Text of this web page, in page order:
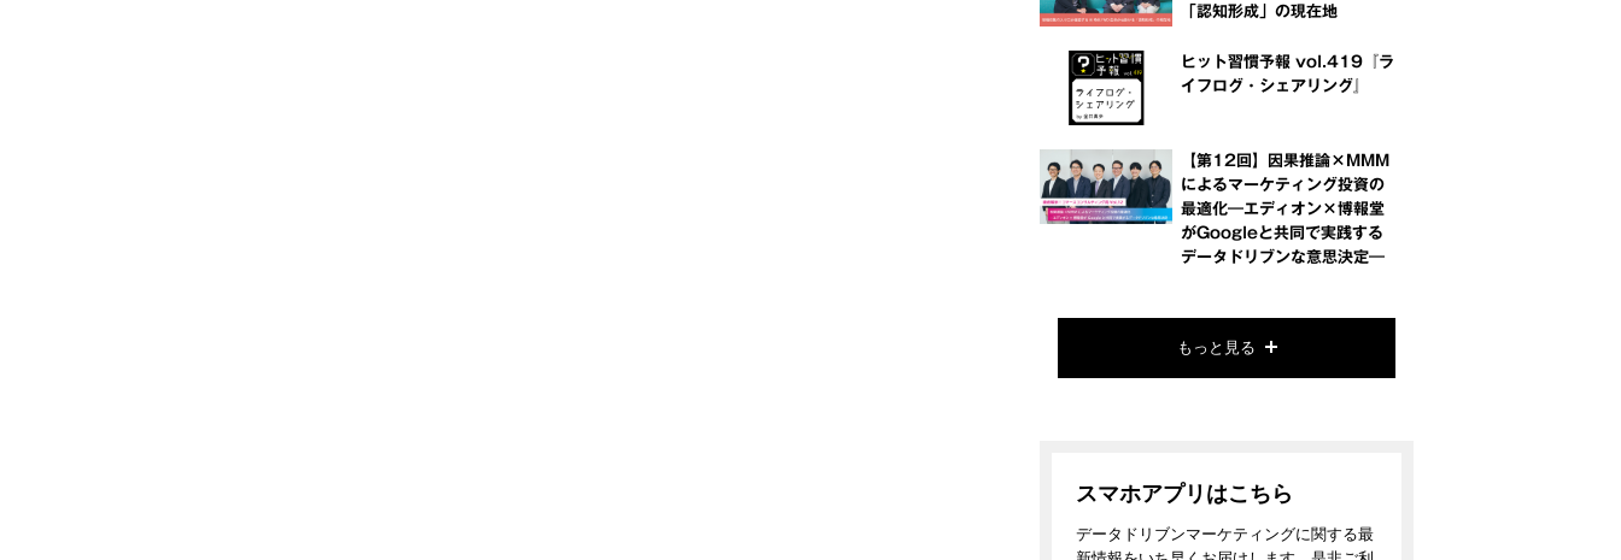
「認知形成」の現在地
ヒット習慣予報 vol.419『ラ
イフログ・シェアリング』
【第12回】因果推論×MMM
によるマーケティング投資の
最適化―エディオン×博報堂
がGoogleと共同で実践する
データドリブンな意思決定―
もっと見る
スマホアプリはこちら
データドリブンマーケティングに関する最